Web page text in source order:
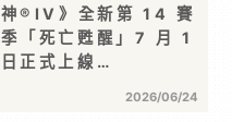
神®IV》全新第 14 賽
季「死亡甦醒」7 月 1
日正式上線…
2026/06/24